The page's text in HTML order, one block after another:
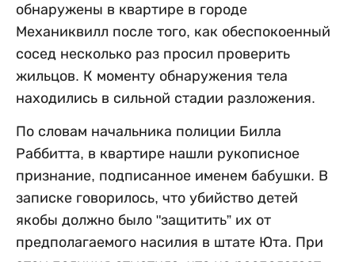
обнаружены в квартире в городе
Механиквилл после того, как обеспокоенный
сосед несколько раз просил проверить
жильцов. К моменту обнаружения тела
находились в сильной стадии разложения.
По словам начальника полиции Билла
Раббитта, в квартире нашли рукописное
признание, подписанное именем бабушки. В
записке говорилось, что убийство детей
якобы должно было "защитить” их от
предполагаемого насилия в штате Юта. При